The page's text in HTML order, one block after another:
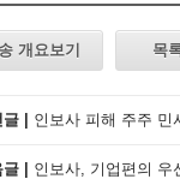
개요보기 목
| 인보사 피해 주주
| 인보사, 기업편의 우